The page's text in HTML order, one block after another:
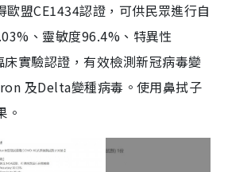
盟CE1434認證，可供民眾進行自
、靈敏度96.4%、特異性
實驗認證，有效檢測新冠病毒變
及Delta變種病毒。使用鼻拭子
。